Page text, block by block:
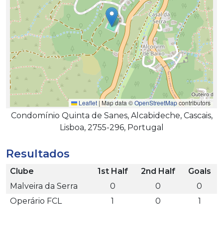
Leaflet | Map data ©OpenStreetMapcontributors
Condomínio Quinta de Sanes, Alcabideche, Cascais,
Lisboa, 2755-296, Portugal
Resultados
Clube 1st Half 2nd Half
Goals
Malveira da Serra
0 0
0
Operário FCL
1 0 1